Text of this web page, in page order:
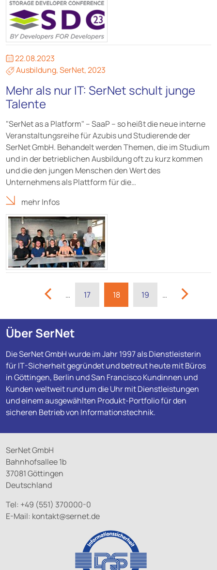
22.08.2023
Ausbildung,SerNet,2023
Mehr als nur IT: SerNet schult junge
Talente
"SerNet as a Platform" – SaaP – so heißt die neue interne
Veranstaltungsreihe für Azubis und Studierende der
SerNet GmbH. Behandelt werden Themen, die im Studium
und in der betrieblichen Ausbildung oft zu kurz kommen
und die den jungen Menschen den Wert des
Unternehmens als Plattform für die…
mehr Infos
… 17 18 19 …
Über SerNet
Die SerNet GmbH wurde im Jahr 1997 als Dienstleisterin
für IT-Sicherheit gegründet und betreut heute mit Büros
in Göttingen, Berlin und San Francisco Kundinnen und
Kunden weltweit rund um die Uhr mit Dienstleistungen
und einem ausgewählten Produkt-Portfolio für den
sicheren Betrieb von Informationstechnik.
SerNet GmbH
Bahnhofsallee 1b
37081 Göttingen
Deutschland
Tel: +49 (551) 370000-0
E-Mail: kontakt@sernet.de